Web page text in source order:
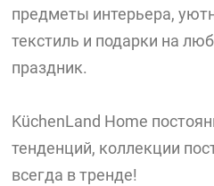
предметы интерьера,
текстиль и подарки на
праздник.
KüchenLand Home
тенденций, коллекции
всегда в тренде!